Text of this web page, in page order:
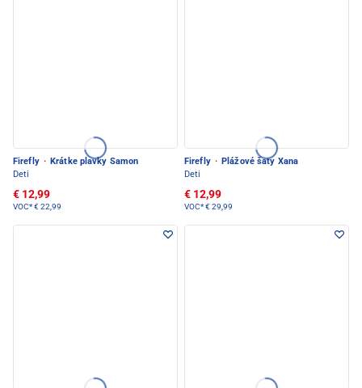
Firefly · Krátke plavky Samon
Deti
€ 12,99
VOC*€ 22,99
Firefly · Plážové šaty Xana
Deti
€ 12,99
VOC*€ 29,99